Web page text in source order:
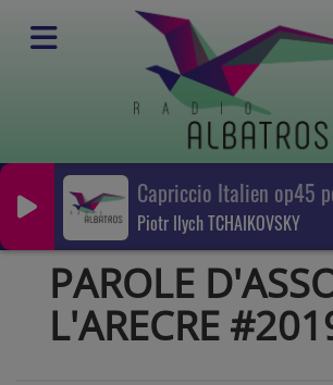
Capriccio Italien op45
Piotr Ilych TCHAIKOVSKY
Podcasts Parole d'asso PAROLE
PAROLE
L'ARECRE